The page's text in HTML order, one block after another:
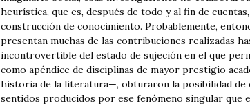
heurística, que es, después de todo y al fin de
construcción de conocimiento. Probablemente,
presentan muchas de las contribuciones realizadas
incontrovertible del estado de sujeción en el que
como apéndice de disciplinas de mayor prestigio
historia de la literatura—, obturaron la posibilidad de
sentidos producidos por ese fenómeno singular que